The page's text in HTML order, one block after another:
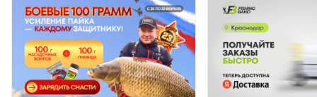
способствует точной и устойчивой постановке
снасти. Насадка для оснастки может быть
различной. Крючок оснащается кукурузой или
червями, что делает его еще более
привлекательным для рыбы. Также можно